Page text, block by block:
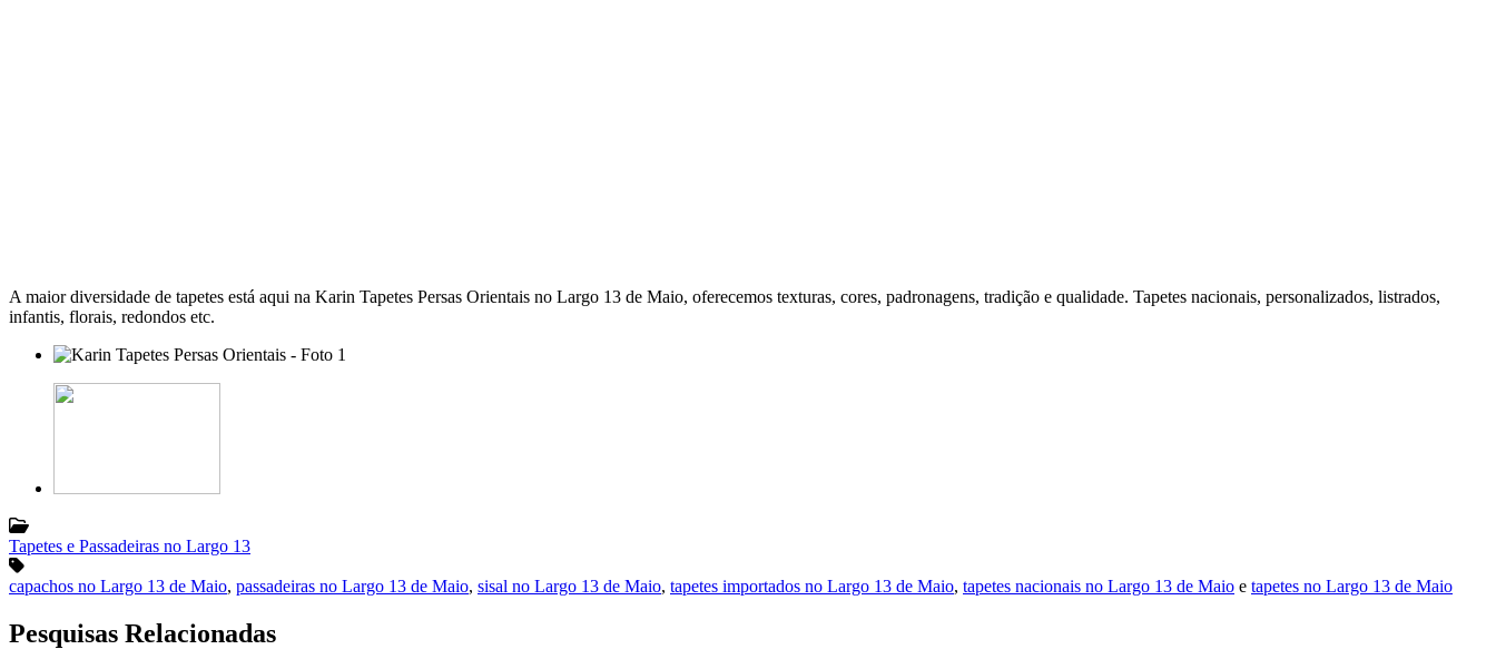
A maior diversidade de tapetes está aqui na Karin Tapetes Persas Orientais no Largo 13 de Maio, oferecemos texturas, cores, padronagens, tradição e qualidade. Tapetes nacionais, personalizados, listrados,
infantis, florais, redondos etc.
Tapetes e Passadeiras no Largo 13
capachos no Largo 13 de Maio, passadeiras no Largo 13 de Maio, sisal no Largo 13 de Maio, tapetes importados no Largo 13 de Maio, tapetes nacionais no Largo 13 de Maio e tapetes no Largo 13 de Maio
Pesquisas Relacionadas